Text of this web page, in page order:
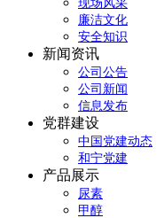
现场风采
廉洁文化
安全知识
新闻资讯
公司公告
公司新闻
信息发布
党群建设
中国党建动态
和宁党建
产品展示
尿素
甲醇